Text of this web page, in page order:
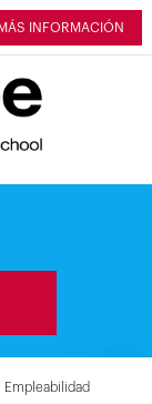
MÁS INFORMACIÓN
Empleabilidad